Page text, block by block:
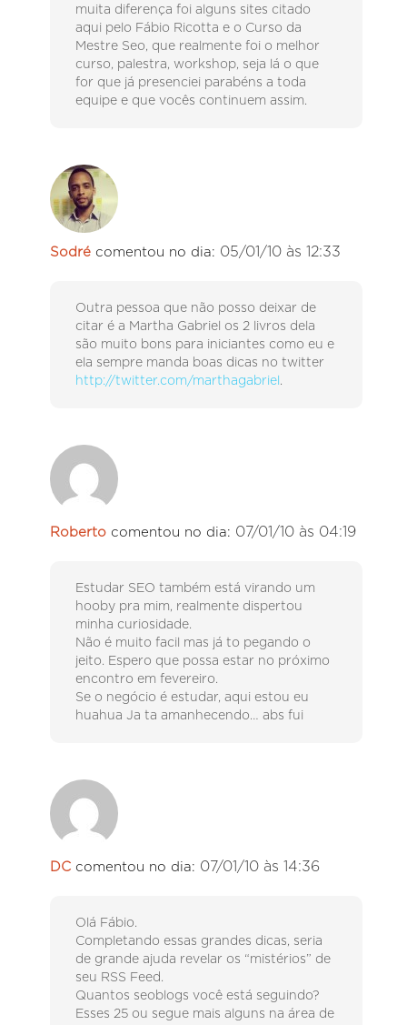
muita diferença foi alguns sites citado
aqui pelo Fábio Ricotta e o Curso da
Mestre Seo, que realmente foi o melhor
curso, palestra, workshop, seja lá o que
for que já presenciei parabéns a toda
equipe e que vocês continuem assim.
Sodré comentou no dia: 05/01/10 às 12:33
Outra pessoa que não posso deixar de
citar é a Martha Gabriel os 2 livros dela
são muito bons para iniciantes como eu e
ela sempre manda boas dicas no twitter
http://twitter.com/marthagabriel .
Roberto comentou no dia: 07/01/10 às 04:19
Estudar SEO também está virando um
hooby pra mim, realmente dispertou
minha curiosidade.
Não é muito facil mas já to pegando o
jeito. Espero que possa estar no próximo
encontro em fevereiro.
Se o negócio é estudar, aqui estou eu
huahua Ja ta amanhecendo… abs fui
DC comentou no dia: 07/01/10 às 14:36
Olá Fábio.
Completando essas grandes dicas, seria
de grande ajuda revelar os “mistérios” de
seu RSS Feed.
Quantos seoblogs você está seguindo?
Esses 25 ou segue mais alguns na área de